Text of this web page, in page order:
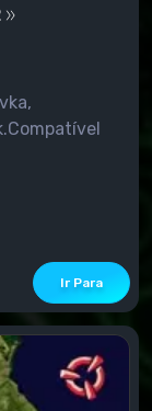
Ir Para